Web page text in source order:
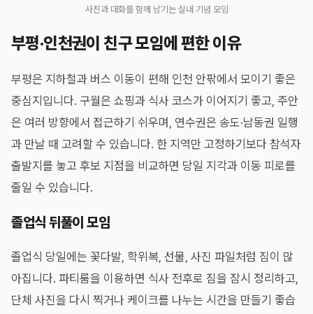
사진과 대화를 함께 남기는 실내 기념 모임
부평·인천권이 친구 모임에 편한 이유
부평은 지하철과 버스 이동이 편해 인천 안팎에서 모이기 좋은
중심지입니다. 구월은 쇼핑과 식사 코스가 이어지기 좋고, 주안
은 여러 방향에서 접근하기 쉬우며, 연수권은 송도·남동권 일행
과 만날 때 고려할 수 있습니다. 한 지역만 고정하기보다 참석자
출발지를 놓고 후보 지점을 비교하면 당일 지각과 이동 피로를
줄일 수 있습니다.
졸업식 뒤풀이 모임
졸업식 당일에는 꽃다발, 학위복, 선물, 사진 파일처럼 짐이 많
아집니다. 파티룸을 이용하면 식사 전후로 짐을 잠시 정리하고,
단체 사진을 다시 찍거나 케이크를 나누는 시간을 만들기 좋습